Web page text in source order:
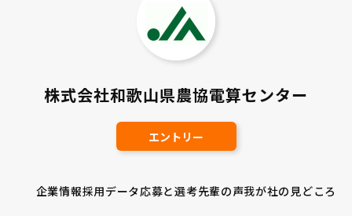
株式会社和歌山県農協電算センター
エントリー
企業情報採用データ応募と選考先輩の声我が社の見どころ